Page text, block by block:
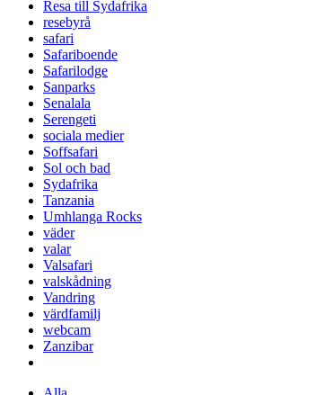
Resa till Sydafrika
resebyrå
safari
Safariboende
Safarilodge
Sanparks
Senalala
Serengeti
sociala medier
Soffsafari
Sol och bad
Sydafrika
Tanzania
Umhlanga Rocks
väder
valar
Valsafari
valskådning
Vandring
värdfamilj
webcam
Zanzibar